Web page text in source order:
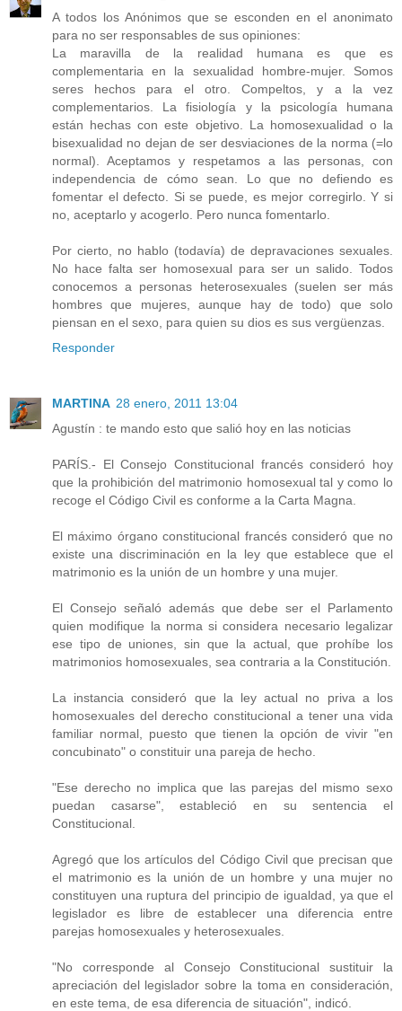
A todos los Anónimos que se esconden en el anonimato
para no ser responsables de sus opiniones:
La maravilla de la realidad humana es que es
complementaria en la sexualidad hombre-mujer. Somos
seres hechos para el otro. Compeltos, y a la vez
complementarios. La fisiología y la psicología humana
están hechas con este objetivo. La homosexualidad o la
bisexualidad no dejan de ser desviaciones de la norma (=lo
normal). Aceptamos y respetamos a las personas, con
independencia de cómo sean. Lo que no defiendo es
fomentar el defecto. Si se puede, es mejor corregirlo. Y si
no, aceptarlo y acogerlo. Pero nunca fomentarlo.
Por cierto, no hablo (todavía) de depravaciones sexuales.
No hace falta ser homosexual para ser un salido. Todos
conocemos a personas heterosexuales (suelen ser más
hombres que mujeres, aunque hay de todo) que solo
piensan en el sexo, para quien su dios es sus vergüenzas.
Responder
MARTINA 28 enero, 2011 13:04
Agustín : te mando esto que salió hoy en las noticias
PARÍS.- El Consejo Constitucional francés consideró hoy
que la prohibición del matrimonio homosexual tal y como lo
recoge el Código Civil es conforme a la Carta Magna.
El máximo órgano constitucional francés consideró que no
existe una discriminación en la ley que establece que el
matrimonio es la unión de un hombre y una mujer.
El Consejo señaló además que debe ser el Parlamento
quien modifique la norma si considera necesario legalizar
ese tipo de uniones, sin que la actual, que prohíbe los
matrimonios homosexuales, sea contraria a la Constitución.
La instancia consideró que la ley actual no priva a los
homosexuales del derecho constitucional a tener una vida
familiar normal, puesto que tienen la opción de vivir "en
concubinato" o constituir una pareja de hecho.
"Ese derecho no implica que las parejas del mismo sexo
puedan casarse", estableció en su sentencia el
Constitucional.
Agregó que los artículos del Código Civil que precisan que
el matrimonio es la unión de un hombre y una mujer no
constituyen una ruptura del principio de igualdad, ya que el
legislador es libre de establecer una diferencia entre
parejas homosexuales y heterosexuales.
"No corresponde al Consejo Constitucional sustituir la
apreciación del legislador sobre la toma en consideración,
en este tema, de esa diferencia de situación", indicó.